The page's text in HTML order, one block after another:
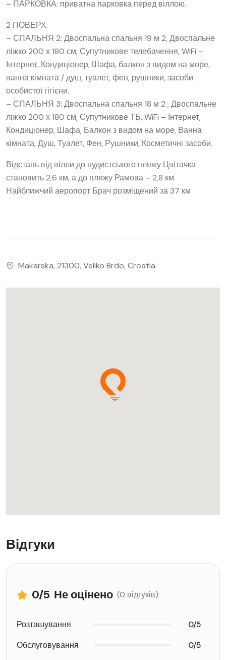
– ПАРКОВКА: приватна парковка перед віллою.
2 ПОВЕРХ:
– СПАЛЬНЯ 2: Двоспальна спальня 19 м 2, Двоспальне
ліжко 200 х 180 см, Супутникове телебачення, WiFi –
Інтернет, Кондиціонер, Шафа, балкон з видом на море,
ванна кімната / душ, туалет, фен, рушники, засоби
особистої гігієни.
– СПАЛЬНЯ 3: Двоспальна спальня 18 м 2 , Двоспальне
ліжко 200 х 180 см, Супутникове ТБ, WiFi – Інтернет,
Кондиціонер, Шафа, Балкон з видом на море, Ванна
кімната, Душ, Туалет, Фен, Рушники, Косметичні засоби.
Відстань від вілли до нудистського пляжу Цвітачка
становить 2,6 км, а до пляжу Рамова – 2,8 км.
Найближчий аеропорт Брач ​​розміщений за 37 км
Makarska, 21300, Veliko Brdo, Croatia
Відгуки
0/5 Не оцінено (0 відгуків)
Розташування
0/5
Обслуговування
0/5